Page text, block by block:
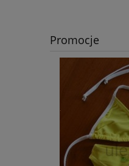
Promocje